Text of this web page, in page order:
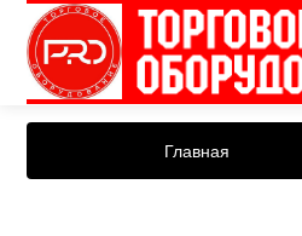
Главная